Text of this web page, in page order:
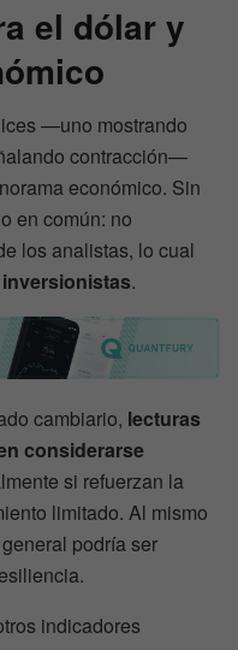
el dólar y
—uno mostrando
contracción—
económico. Sin
en común: no
los analistas, lo cual
.
cambiario, lecturas
considerarse
si refuerzan la
limitado. Al mismo
podría ser
indicadores